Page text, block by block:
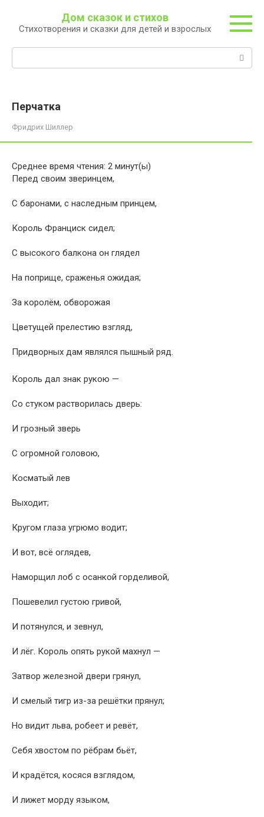
контенту
Дом сказок и стихов
Стихотворения и сказки для детей и взрослых
Перчатка
Фридрих Шиллер
Среднее время чтения: 2 минут(ы)
Перед своим зверинцем,
С баронами, с наследным принцем,
Король Франциск сидел;
С высокого балкона он глядел
На поприще, сраженья ожидая;
За королём, обворожая
Цветущей прелестию взгляд,
Придворных дам являлся пышный ряд.
Король дал знак рукою —
Со стуком растворилась дверь:
И грозный зверь
С огромной головою,
Косматый лев
Выходит;
Кругом глаза угрюмо водит;
И вот, всё оглядев,
Наморщил лоб с осанкой горделивой,
Пошевелил густою гривой,
И потянулся, и зевнул,
И лёг. Король опять рукой махнул —
Затвор железной двери грянул,
И смелый тигр из-за решётки прянул;
Но видит льва, робеет и ревёт,
Себя хвостом по рёбрам бьёт,
И крадётся, косяся взглядом,
И лижет морду языком,